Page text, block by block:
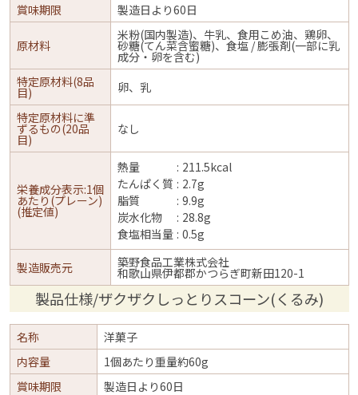
賞味期限
製造日より60日
原材料
米粉(国内製造)、牛乳、食用こめ油、鶏卵、
砂糖(てん菜含蜜糖)、食塩 / 膨張剤(一部に乳
成分・卵を含む)
特定原材料(8品
目)
卵、乳
特定原材料に準
ずるもの(20品
目)
なし
栄養成分表示:1個
あたり(プレーン)
(推定値)
熱量
211.5kcal
たんぱく質
2.7g
脂質
9.9g
炭水化物
28.8g
食塩相当量 0.5g
製造販売元 築野食品工業株式会社
和歌山県伊都郡かつらぎ町新田120-1
製品仕様/ザクザクしっとりスコーン(くるみ)
名称
洋菓子
内容量
1個あたり重量約60g
賞味期限
製造日より60日